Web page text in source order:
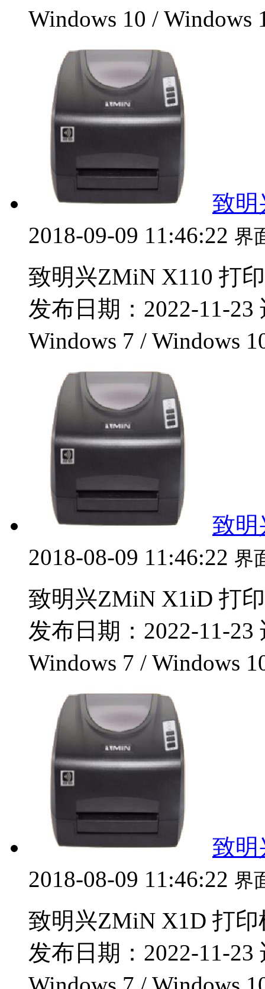
Windows 10 / Windows
致明
2018-09-09 11:46:22 界
致明兴ZMiN X110 打
发布日期：2022-11-23
Windows 7 / Windows
致明
2018-08-09 11:46:22 界
致明兴ZMiN X1iD 打
发布日期：2022-11-23
Windows 7 / Windows
致明
2018-08-09 11:46:22 界
致明兴ZMiN X1D 打印
发布日期：2022-11-23